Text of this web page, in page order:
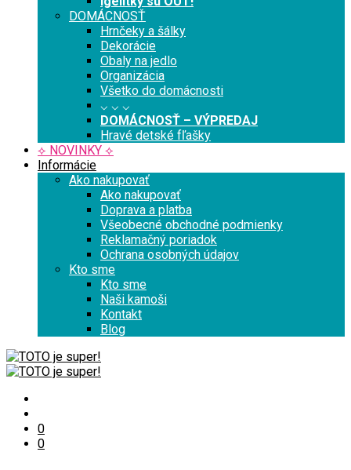
DOMÁCNOSŤ
Hrnčeky a šálky
Dekorácie
Obaly na jedlo
Organizácia
Všetko do domácnosti
⌵ ⌵ ⌵
DOMÁCNOSŤ – VÝPREDAJ
Hravé detské fľašky
⟡ NOVINKY ⟡
Informácie
Ako nakupovať
Ako nakupovať
Doprava a platba
Všeobecné obchodné podmienky
Reklamačný poriadok
Ochrana osobných údajov
Kto sme
Kto sme
Naši kamoši
Kontakt
Blog
0
0